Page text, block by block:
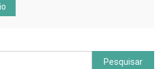
Pesquisar